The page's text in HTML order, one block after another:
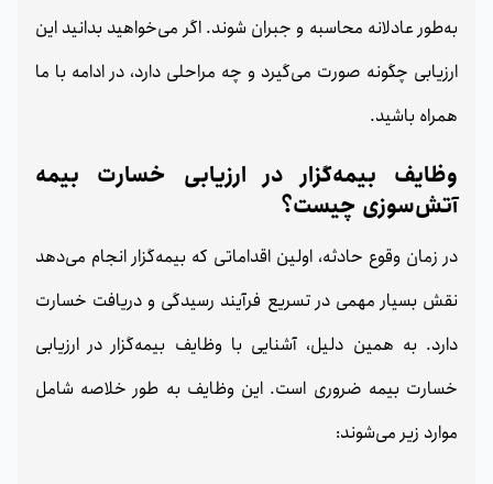
به‌طور عادلانه محاسبه و جبران شوند. اگر می‌خواهید بدانید این
ارزیابی چگونه صورت می‌گیرد و چه مراحلی دارد، در ادامه با ما
همراه باشید.
وظایف بیمه‌گزار در ارزیابی خسارت بیمه
آتش‌سوزی چیست؟
در زمان وقوع حادثه، اولین اقداماتی که بیمه‌گزار انجام می‌دهد
نقش بسیار مهمی در تسریع فرآیند رسیدگی و دریافت خسارت
دارد. به همین دلیل، آشنایی با وظایف بیمه‌گزار در ارزیابی
خسارت بیمه ضروری است. این وظایف به طور خلاصه شامل
موارد زیر می‌شوند: